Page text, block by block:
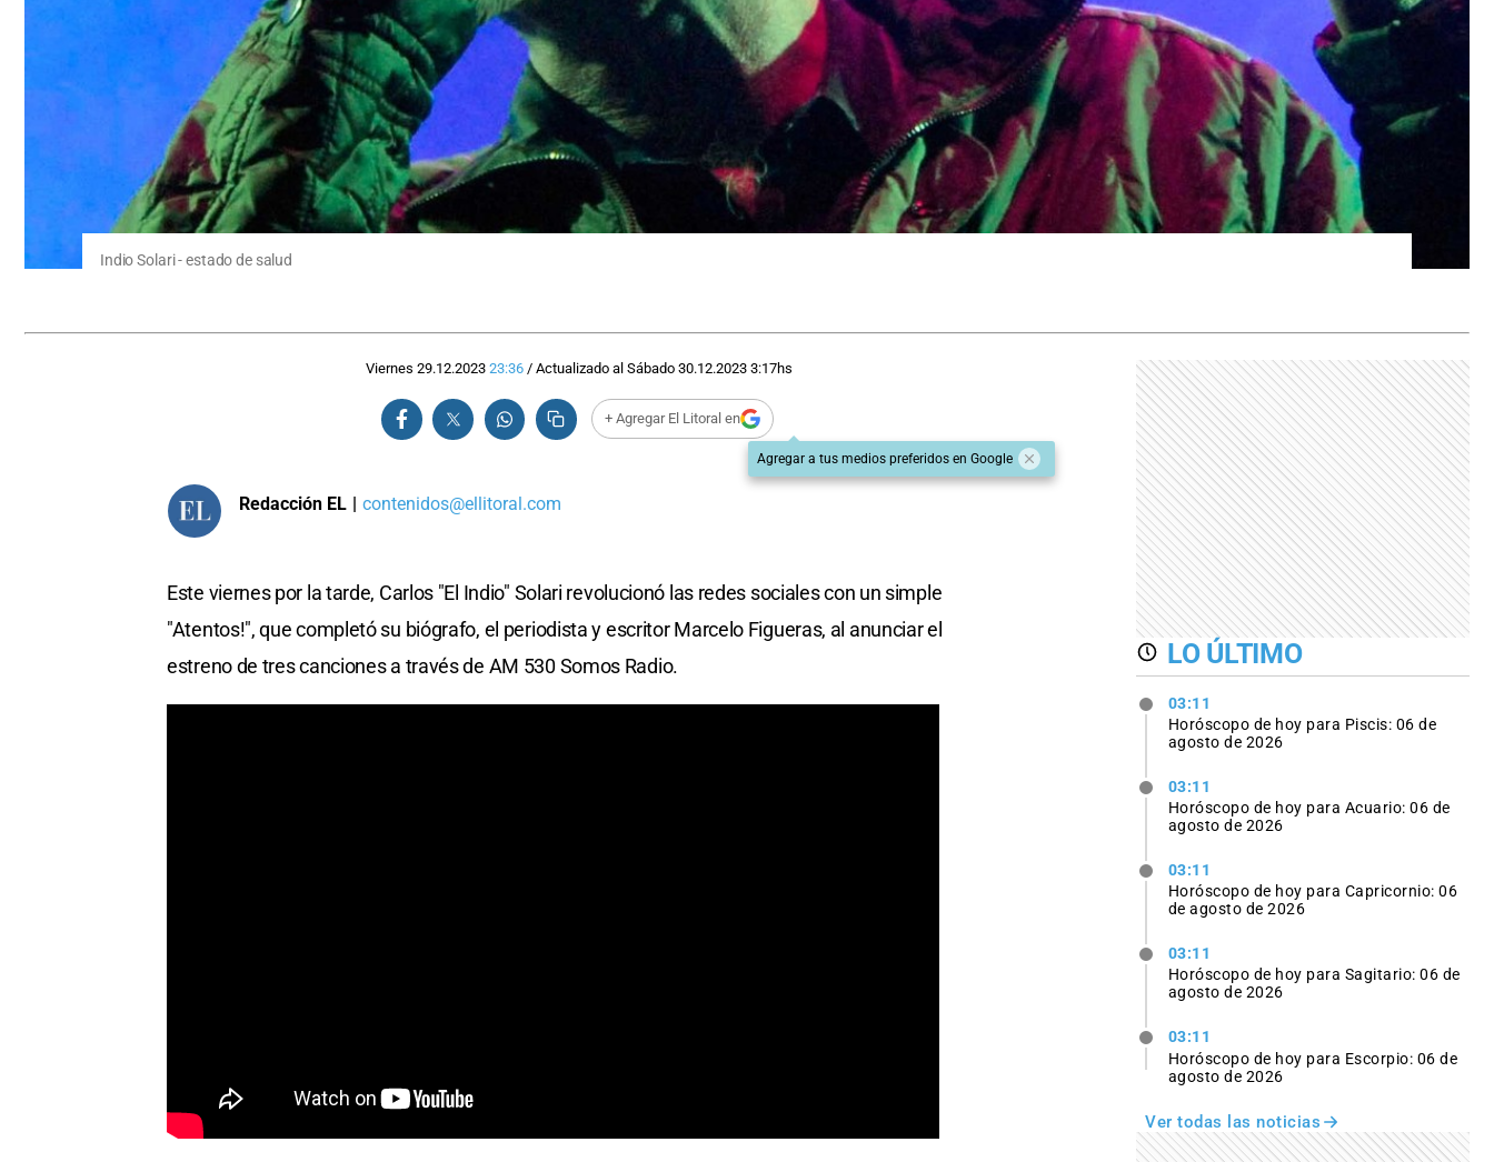
Indio Solari - estado de salud
Viernes 29.12.2023 23:36 / Actualizado al Sábado 30.12.2023 3:17hs
+ Agregar El Litoral en
Agregar a tus medios preferidos en Google
Redacción EL | contenidos@ellitoral.com
Este viernes por la tarde, Carlos "El Indio" Solari revolucionó las redes sociales con un simple
"Atentos!", que completó su biógrafo, el periodista y escritor Marcelo Figueras, al anunciar el
estreno de tres canciones a través de AM 530 Somos Radio.
LO ÚLTIMO
03:11
Horóscopo de hoy para Piscis: 06 de
agosto de 2026
03:11
Horóscopo de hoy para Acuario: 06 de
agosto de 2026
03:11
Horóscopo de hoy para Capricornio: 06
de agosto de 2026
03:11
Horóscopo de hoy para Sagitario: 06 de
agosto de 2026
03:11
Horóscopo de hoy para Escorpio: 06 de
agosto de 2026
Ver todas las noticias